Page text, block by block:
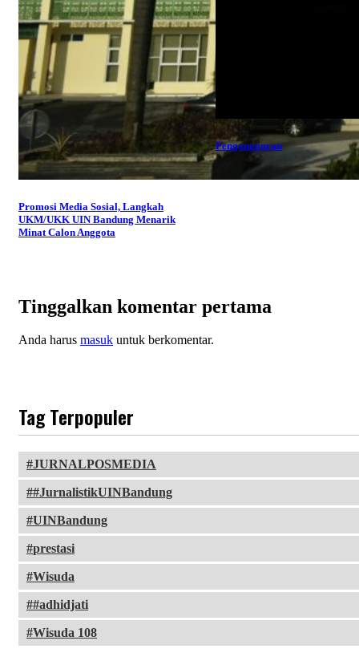
Promosi Media Sosial, Langkah
UKM/UKK UIN Bandung Menarik
Minat Calon Anggota
Pengangguran
Tinggalkan komentar pertama
Anda harus masuk untuk berkomentar.
Tag Terpopuler
JURNALPOSMEDIA
#JurnalistikUINBandung
UINBandung
prestasi
Wisuda
#adhidjati
Wisuda 108